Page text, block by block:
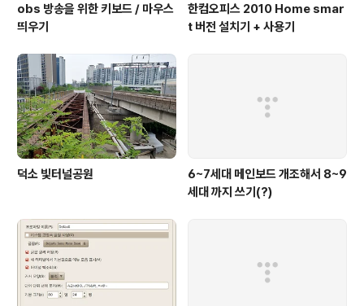
obs 방송을 위한 키보드 / 마우스
띄우기
한컴오피스 2010 Home smar
t 버전 설치기 + 사용기
덕소 빛터널공원
6~7세대 메인보드 개조해서 8~9
세대 까지 쓰기(?)